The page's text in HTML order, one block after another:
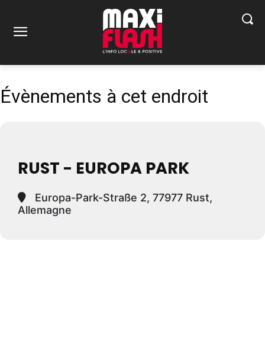
Évènements à cet endroit
RUST - EUROPA PARK
Europa-Park-Straße 2, 77977 Rust,
Allemagne